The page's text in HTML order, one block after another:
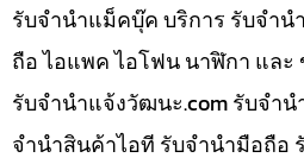
รับจำนำแม็คบุ๊ค บริการ รับจำ
ถือ ไอแพค ไอโฟน นาฬิกา และ
รับจํานําแจ้งวัฒนะ.com รับจำ
จำนำสินค้าไอที รับจำนำมือถือ